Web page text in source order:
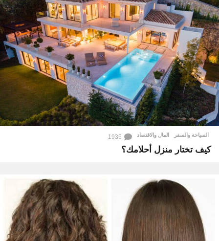
السياحة والسفر ,
المال والاقتصاد 1935
كيف تختار منزل أحلامك؟